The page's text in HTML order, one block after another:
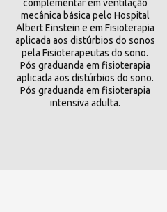
complementar em ventilação
mecânica básica pelo Hospital
Albert Einstein e em Fisioterapia
aplicada aos distúrbios do sonos
pela Fisioterapeutas do sono.
Pós graduanda em fisioterapia
aplicada aos distúrbios do sono.
Pós graduanda em fisioterapia
intensiva adulta.